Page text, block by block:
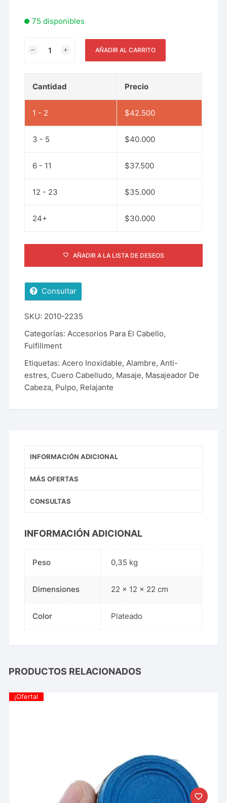
75 disponibles
AÑADIR AL CARRITO
Cantidad Precio
1 - 2 $42.500
3 - 5 $40.000
6 - 11 $37.500
12 - 23 $35.000
24+ $30.000
AÑADIR A LA LISTA DE DESEOS
Consultar
SKU: 2010-2235
Categorías:Accesorios Para El Cabello,
Fulfillment
Etiquetas:Acero Inoxidable,Alambre,Anti-
estres, Cuero Cabelludo, Masaje, Masajeador De
Cabeza, Pulpo, Relajante
INFORMACIÓN ADICIONAL
MÁS OFERTAS
CONSULTAS
INFORMACIÓN ADICIONAL
Peso 0,35 kg
Dimensiones 22 × 12 × 22 cm
Color Plateado
PRODUCTOS RELACIONADOS
¡Oferta!